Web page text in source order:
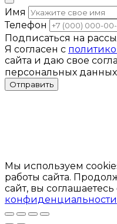
Имя
Телефон
Подписаться на
Я согласен с
сайта и даю свое
персональных данных
Отправить
Мы используем
работы сайта.
сайт, вы
конфиденциальности